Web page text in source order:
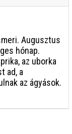
Augusztus
hónap.
az uborka
ad, a
az ágyások.